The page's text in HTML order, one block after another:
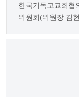
한국기독교교회협
위원회(위원장 김